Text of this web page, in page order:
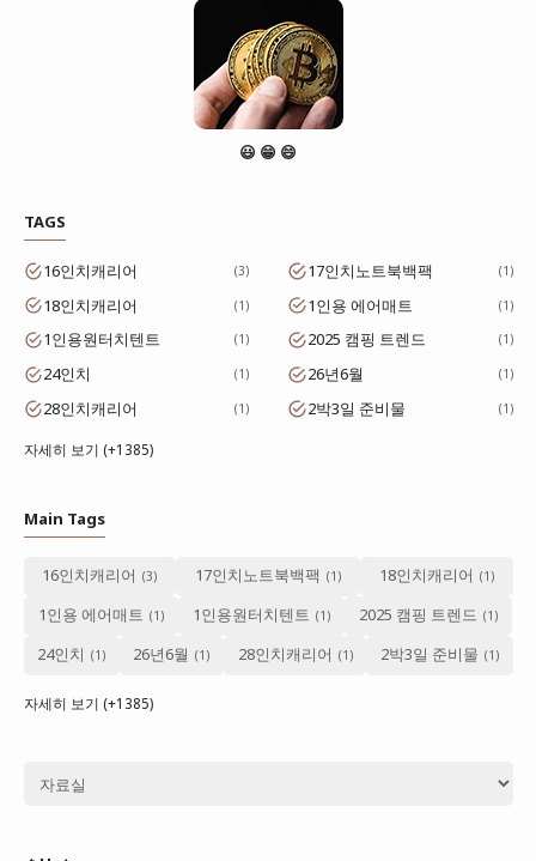
😃 😁 😄
TAGS
16인치캐리어 3 17인치노트북백팩 1
18인치캐리어 1 1인용 에어매트 1
1인용원터치텐트 1 2025 캠핑 트렌드 1
24인치 1 26년6월 1
28인치캐리어 1 2박3일 준비물 1
자세히 보기 (+1385)
Main Tags
16인치캐리어 17인치노트북백팩
18인치캐리어
1인용 에어매트
1인용원터치텐트
2025 캠핑 트렌드
24인치
26년6월 28인치캐리어 2박3일 준비물
자세히 보기 (+1385)